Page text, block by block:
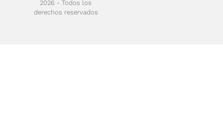
2026 - Todos los
derechos reservados